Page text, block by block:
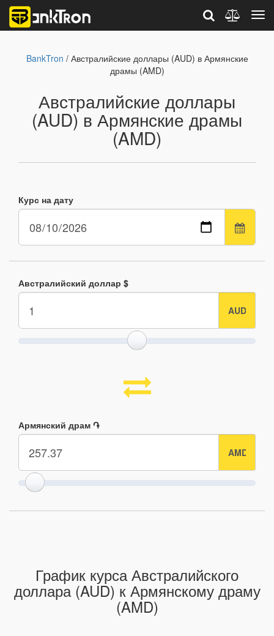
BankTron / Австралийские доллары (AUD) в Армянские
драмы (AMD)
Австралийские доллары
(AUD) в Армянские драмы
(AMD)
Курс на дату
Австралийский доллар $
Армянский драм ֏
График курса Австралийского
доллара (AUD) к Армянскому драму
(AMD)